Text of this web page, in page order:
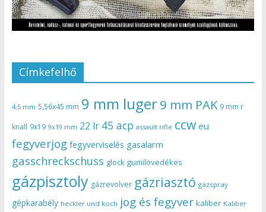
Címkefelhő
4,5 mm 5,56x45 mm 9 mm luger9 mm PAK 9 mm r
knall 9x19 9x19 mm 22 lr 45 acp assault rifle ccw eu
fegyverjog fegyverviselés gasalarm
gasschreckschuss glock gumilövedékes
gázpisztoly gázrevolver gázriasztó gázspray
gépkarabély heckler und koch jog és fegyver kaliber Kaliber